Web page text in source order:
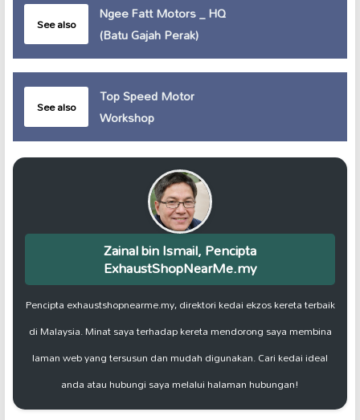
See also
Ngee Fatt Motors _ HQ
(Batu Gajah Perak)
See also
Top Speed Motor
Workshop
Zainal bin Ismail, Pencipta
ExhaustShopNearMe.my
Pencipta exhaustshopnearme.my, direktori kedai ekzos kereta terbaik
di Malaysia. Minat saya terhadap kereta mendorong saya membina
laman web yang tersusun dan mudah digunakan. Cari kedai ideal
anda atau hubungi saya melalui halaman hubungan!